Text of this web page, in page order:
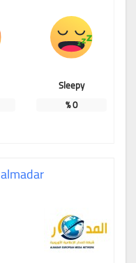
Sleepy
0
%
almadar